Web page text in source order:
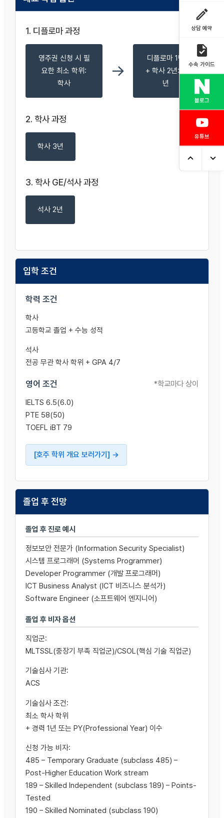
1. 디플로마 과정
영주권 신청 시 필
요한 최소 학위:
학사
→
디플로마 1년
+ 학사 2년: 3
년
2. 학사 과정
학사 3년
3. 학사 GE/석사 과정
석사 2년
입학 조건
학력 조건
학사
고등학교 졸업 + 수능 성적
석사
전공 무관 학사 학위 + GPA 4/7
영어 조건 *학교마다 상이
IELTS 6.5(6.0)
PTE 58(50)
TOEFL iBT 79
[호주 학위 개요 보러가기]
졸업 후 전망
졸업 후 진로 예시
정보보안 전문가 (Information Security Specialist)
시스템 프로그래머 (Systems Programmer)
Developer Programmer (개발 프로그래머)
ICT Business Analyst (ICT 비즈니스 분석가)
Software Engineer (소프트웨어 엔지니어)
졸업 후 비자 옵션
직업군:
MLTSSL(중장기 부족 직업군)/CSOL(핵심 기술 직업군)
기술심사 기관:
ACS
기술심사 조건:
최소 학사 학위
+ 경력 1년 또는 PY(Professional Year) 이수
신청 가능 비자:
485 – Temporary Graduate (subclass 485) –
Post-Higher Education Work stream
189 – Skilled Independent (subclass 189) – Points-
Tested
190 – Skilled Nominated (subclass 190)
호주 번호
0401 527
563
한국 번호
0507
1369
5057
상담 예약
수속 가이드
블로그
유튜브